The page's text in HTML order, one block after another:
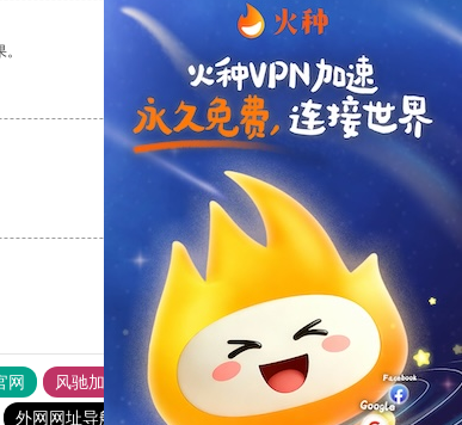
支持 [0] 反对 [0]
支持
网 风驰加速器
旋风加速器
外网网址导航 软件中心 雷霆加速 狂飙加速器